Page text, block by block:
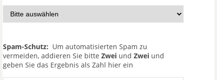
Spam-Schutz: Um automatisierten Spam zu
vermeiden, addieren Sie bitte Zwei und Zwei und
geben Sie das Ergebnis als Zahl hier ein